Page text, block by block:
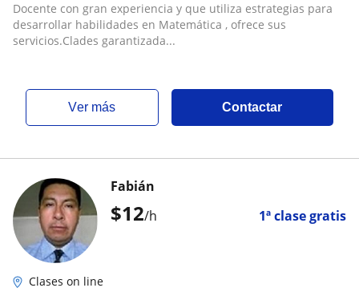
Docente con gran experiencia y que utiliza estrategias para
desarrollar habilidades en Matemática , ofrece sus
servicios.Clades garantizada...
ver más Contactar
$12/h 1ª clase gratis
Fabián
Clases on line